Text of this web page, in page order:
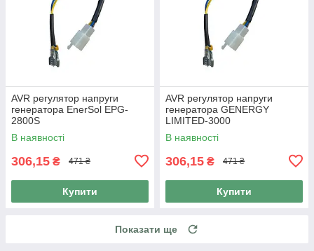
AVR регулятор напруги
генератора EnerSol EPG-
2800S
В наявності
306,15 ₴ 471 ₴
Купити
AVR регулятор напруги
генератора GENERGY
LIMITED-3000
В наявності
306,15 ₴ 471 ₴
Купити
Показати ще